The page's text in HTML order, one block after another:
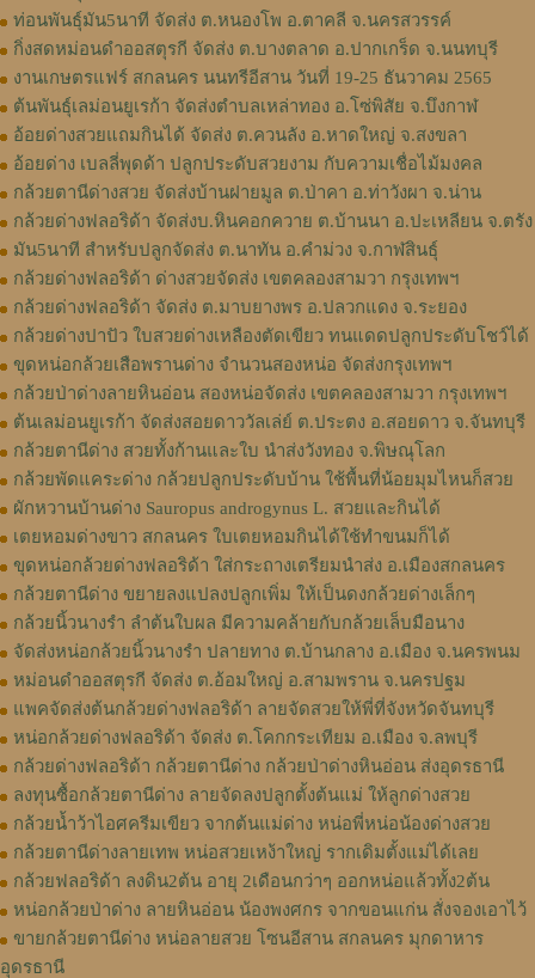
ท่อนพันธุ์มัน5นาที จัดส่ง ต.หนองโพ อ.ตาคลี จ.นครสวรรค์
กิ่งสดหม่อนดำออสตุรกี จัดส่ง ต.บางตลาด อ.ปากเกร็ด จ.นนทบุรี
งานเกษตรแฟร์ สกลนคร นนทรีอีสาน วันที่ 19-25 ธันวาคม 2565
ต้นพันธุ์เลม่อนยูเรก้า จัดส่งตำบลเหล่าทอง อ.โซ่พิสัย จ.บึงกาฬ
อ้อยด่างสวยแถมกินได้ จัดส่ง ต.ควนลัง อ.หาดใหญ่ จ.สงขลา
อ้อยด่าง เบลลี่พุดด้า ปลูกประดับสวยงาม กับความเชื่อไม้มงคล
กล้วยตานีด่างสวย จัดส่งบ้านฝายมูล ต.ป่าคา อ.ท่าวังผา จ.น่าน
กล้วยด่างฟลอริด้า จัดส่งบ.หินคอกควาย ต.บ้านนา อ.ปะเหลียน จ.ตรัง
มัน5นาที สำหรับปลูกจัดส่ง ต.นาทัน อ.คำม่วง จ.กาฬสินธุ์
กล้วยด่างฟลอริด้า ด่างสวยจัดส่ง เขตคลองสามวา กรุงเทพฯ
กล้วยด่างฟลอริด้า จัดส่ง ต.มาบยางพร อ.ปลวกแดง จ.ระยอง
กล้วยด่างปาปัว ใบสวยด่างเหลืองตัดเขียว ทนแดดปลูกประดับโชว์ได้
ขุดหน่อกล้วยเสือพรานด่าง จำนวนสองหน่อ จัดส่งกรุงเทพฯ
กล้วยป่าด่างลายหินอ่อน สองหน่อจัดส่ง เขตคลองสามวา กรุงเทพฯ
ต้นเลม่อนยูเรก้า จัดส่งสอยดาววัลเล่ย์ ต.ประตง อ.สอยดาว จ.จันทบุรี
กล้วยตานีด่าง สวยทั้งก้านและใบ นำส่งวังทอง จ.พิษณุโลก
กล้วยพัดแคระด่าง กล้วยปลูกประดับบ้าน ใช้พื้นที่น้อยมุมไหนก็สวย
ผักหวานบ้านด่าง Sauropus androgynus L. สวยและกินได้
เตยหอมด่างขาว สกลนคร ใบเตยหอมกินได้ใช้ทำขนมก็ได้
ขุดหน่อกล้วยด่างฟลอริด้า ใส่กระถางเตรียมนำส่ง อ.เมืองสกลนคร
กล้วยตานีด่าง ขยายลงแปลงปลูกเพิ่ม ให้เป็นดงกล้วยด่างเล็กๆ
กล้วยนิ้วนางรำ ลำต้นใบผล มีความคล้ายกับกล้วยเล็บมือนาง
จัดส่งหน่อกล้วยนิ้วนางรำ ปลายทาง ต.บ้านกลาง อ.เมือง จ.นครพนม
หม่อนดำออสตุรกี จัดส่ง ต.อ้อมใหญ่ อ.สามพราน จ.นครปฐม
แพคจัดส่งต้นกล้วยด่างฟลอริด้า ลายจัดสวยให้พี่ที่จังหวัดจันทบุรี
หน่อกล้วยด่างฟลอริด้า จัดส่ง ต.โคกกระเทียม อ.เมือง จ.ลพบุรี
กล้วยด่างฟลอริด้า กล้วยตานีด่าง กล้วยป่าด่างหินอ่อน ส่งอุดรธานี
ลงทุนซื้อกล้วยตานีด่าง ลายจัดลงปลูกตั้งต้นแม่ ให้ลูกด่างสวย
กล้วยน้ำว้าไอศครีมเขียว จากต้นแม่ด่าง หน่อพี่หน่อน้องด่างสวย
กล้วยตานีด่างลายเทพ หน่อสวยเหง้าใหญ่ รากเดิมตั้งแม่ได้เลย
กล้วยฟลอริด้า ลงดิน2ต้น อายุ 2เดือนกว่าๆ ออกหน่อแล้วทั้ง2ต้น
หน่อกล้วยป่าด่าง ลายหินอ่อน น้องพงศกร จากขอนแก่น สั่งจองเอาไว้
ขายกล้วยตานีด่าง หน่อลายสวย โซนอีสาน สกลนคร มุกดาหาร
อุดรธานี